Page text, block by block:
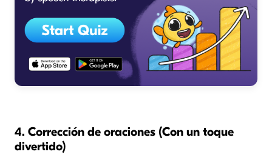
4. Corrección de oraciones (Con un toque
divertido)